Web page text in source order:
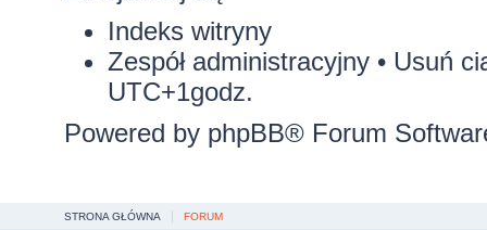
Indeks witryny
Zespół administracyjny• Usuń
UTC+1godz.
Powered by phpBB® Forum
STRONA GŁÓWNA FORUM